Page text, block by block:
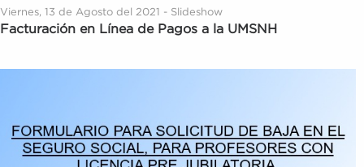
Viernes, 13 de Agosto del 2021 - Slideshow
Facturación en Línea de Pagos a la UMSNH